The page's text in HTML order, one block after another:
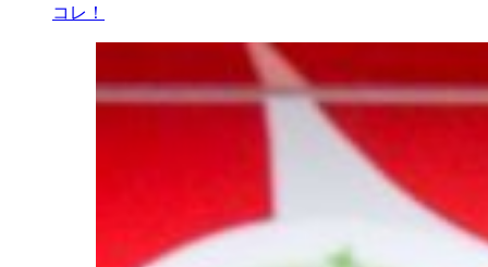
コレ！